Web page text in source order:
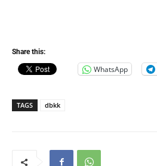
Share this:
WhatsApp
TAGS dbkk